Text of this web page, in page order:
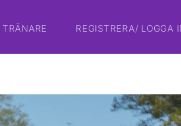
REGISTRERA/ LOGGA